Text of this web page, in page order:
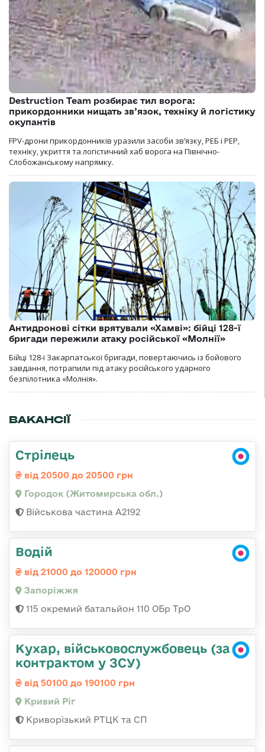
Destruction Team розбирає тил ворога:
прикордонники нищать зв’язок, техніку й логістику
окупантів
FPV-дрони прикордонників уразили засоби зв’язку, РЕБ і РЕР,
техніку, укриття та логістичний хаб ворога на Північно-
Слобожанському напрямку.
Антидронові сітки врятували «Хамві»: бійці 128-ї
бригади пережили атаку російської «Молнії»
Бійці 128-ї Закарпатської бригади, повертаючись із бойового
завдання, потрапили під атаку російського ударного
безпілотника «Молнія».
ВАКАНСІЇ
Стрілець
від 20500 до 20500 грн
Городок (Житомирська обл.)
Військова частина А2192
Водій
від 21000 до 120000 грн
Запоріжжя
115 окремий батальйон 110 ОБр ТрО
Кухар, військовослужбовець (за
контрактом у ЗСУ)
від 50100 до 190100 грн
Кривий Ріг
Криворізький РТЦК та СП